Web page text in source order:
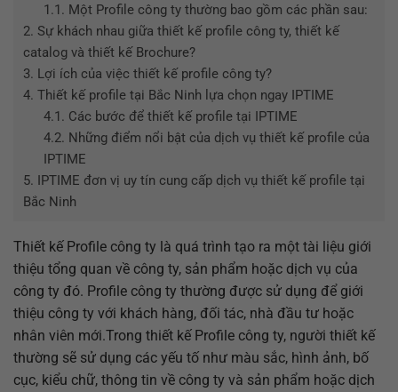
1.1. Một Profile công ty thường bao gồm các phần sau:
2. Sự khách nhau giữa thiết kế profile công ty, thiết kế
catalog và thiết kế Brochure?
3. Lợi ích của việc thiết kế profile công ty?
4. Thiết kế profile tại Bắc Ninh lựa chọn ngay IPTIME
4.1. Các bước để thiết kế profile tại IPTIME
4.2. Những điểm nổi bật của dịch vụ thiết kế profile của
IPTIME
5. IPTIME đơn vị uy tín cung cấp dịch vụ thiết kế profile tại
Bắc Ninh
Thiết kế Profile công ty là quá trình tạo ra một tài liệu giới
thiệu tổng quan về công ty, sản phẩm hoặc dịch vụ của
công ty đó. Profile công ty thường được sử dụng để giới
thiệu công ty với khách hàng, đối tác, nhà đầu tư hoặc
nhân viên mới.Trong thiết kế Profile công ty, người thiết kế
thường sẽ sử dụng các yếu tố như màu sắc, hình ảnh, bố
cục, kiểu chữ, thông tin về công ty và sản phẩm hoặc dịch